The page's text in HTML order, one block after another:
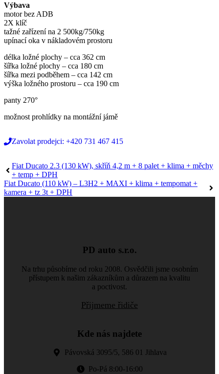
Výbava
motor bez ADB
2X klíč
tažné zařízení na 2 500kg/750kg
upínací oka v nákladovém prostoru
délka ložné plochy – cca 362 cm
šířka ložné plochy – cca 180 cm
šířka mezi podběhem – cca 142 cm
výška ložného prostoru – cca 190 cm
panty 270°
možnost prohlídky na montážní jámě
Zavolat prodejci: +420 731 467 415
Fiat Ducato 2.3 (130 kW), skříň 4,2 m + 8 palet + klima + měchy
+ temp + DPH
Fiat Ducato (110 kW) – L3H2 + MAXI + klima + tempomat +
kamera + tz 3t + DPH
PD auto s.r.o.
Na trhu působíme od roku 2008. Osvědčili jsme osobním
přístupem k našim zákazníkům a důrazem na kvalitu
a poctivost.
Přijmeme řidiče
Kde nás najdete
Pávovská 3095/5, 586 01 Jihlava
Po-Pá 8:00-16:00